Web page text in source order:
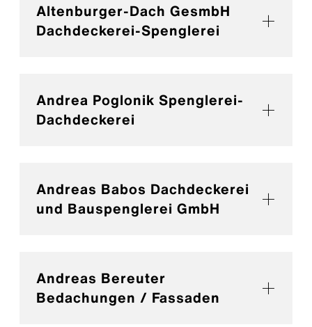
Altenburger-Dach GesmbH
Dachdeckerei-Spenglerei
Andrea Poglonik Spenglerei-
Dachdeckerei
Andreas Babos Dachdeckerei
und Bauspenglerei GmbH
Andreas Bereuter
Bedachungen / Fassaden